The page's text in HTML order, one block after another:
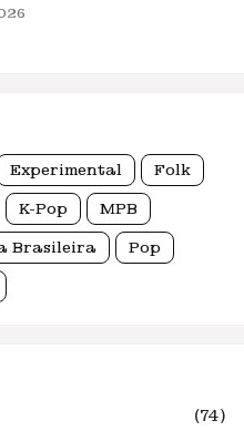
Experimental Folk
K-Pop MPB
Brasileira Pop
(74)